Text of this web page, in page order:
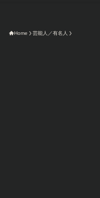
Home 芸能人／有名人